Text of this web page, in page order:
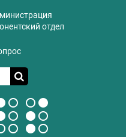
отдел